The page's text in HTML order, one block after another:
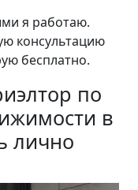
я работаю.
консультацию
бесплатно.
по
в
лично